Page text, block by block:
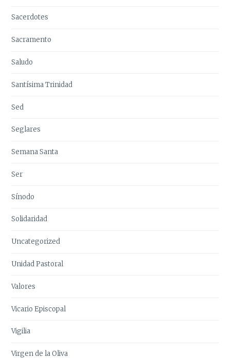
Sacerdotes
Sacramento
Saludo
Santísima Trinidad
Sed
Seglares
Semana Santa
Ser
Sínodo
Solidaridad
Uncategorized
Unidad Pastoral
Valores
Vicario Episcopal
Vigilia
Virgen de la Oliva